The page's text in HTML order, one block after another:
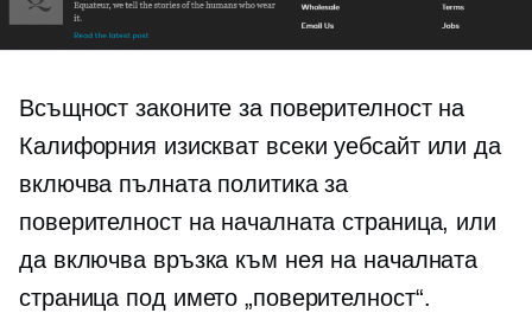
Всъщност законите за поверителност на
Калифорния изискват всеки уебсайт или да
включва пълната политика за
поверителност на началната страница, или
да включва връзка към нея на началната
страница под името „поверителност“.